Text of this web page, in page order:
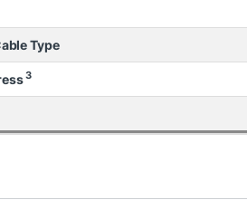
bao gồm HDMI, mini
3.5mm và cổng nguồn ở mặt sau
USB 3.0 cùng một jack kết hợp
Type
3